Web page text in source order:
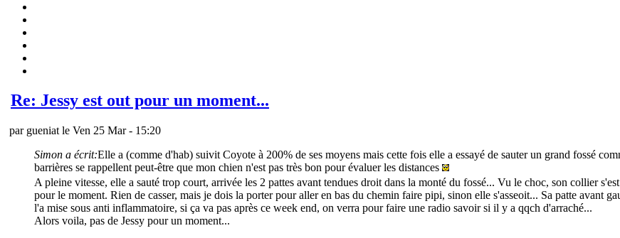
Re: Jessy est out pour un moment...
par gueniat le Ven 25 Mar - 15:20
Simon a écrit:Elle a (comme d'hab) suivit Coyote à 200% de ses moyens mais cette fois elle a essayé de sauter un grand fossé
barrières se rappellent peut-être que mon chien n'est pas très bon pour évaluer les distances
A pleine vitesse, elle a sauté trop court, arrivée les 2 pattes avant tendues droit dans la monté du fossé... Vu le choc, son collier
pour le moment. Rien de casser, mais je dois la porter pour aller en bas du chemin faire pipi, sinon elle s'asseoit... Sa patte avant
l'a mise sous anti inflammatoire, si ça va pas après ce week end, on verra pour faire une radio savoir si il y a qqch d'arraché...
Alors voila, pas de Jessy pour un moment...